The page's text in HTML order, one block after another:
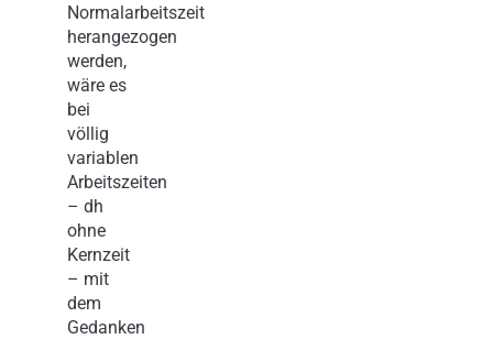
Normalarbeitszeit
herangezogen
werden,
wäre es
bei
völlig
variablen
Arbeitszeiten
– dh
ohne
Kernzeit
– mit
dem
Gedanken